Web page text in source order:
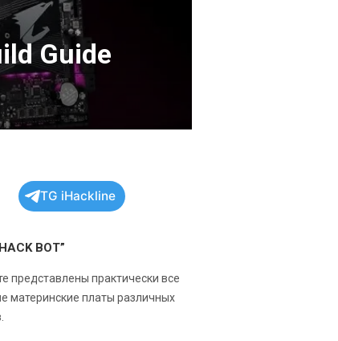
Guide
TG iHackline
BOT”
представлены практически все
материнские платы различных